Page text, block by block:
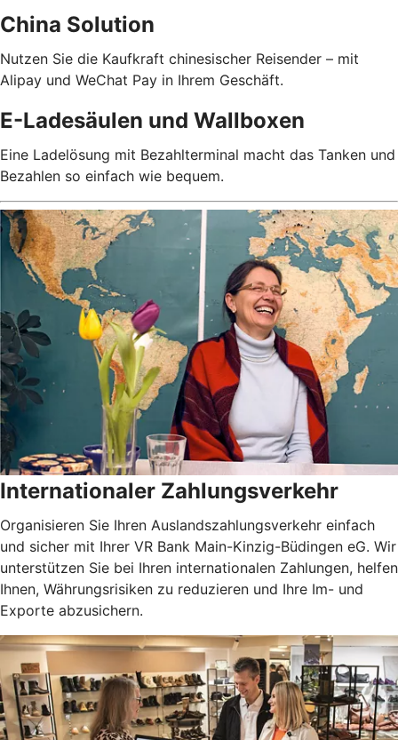
China Solution
Nutzen Sie die Kaufkraft chinesischer Reisender – mit
Alipay und WeChat Pay in Ihrem Geschäft.
E-Ladesäulen und Wallboxen
Eine Ladelösung mit Bezahlterminal macht das Tanken und
Bezahlen so einfach wie bequem.
Internationaler Zahlungsverkehr
Organisieren Sie Ihren Auslandszahlungsverkehr einfach
und sicher mit Ihrer VR Bank Main-Kinzig-Büdingen eG. Wir
unterstützen Sie bei Ihren internationalen Zahlungen, helfen
Ihnen, Währungsrisiken zu reduzieren und Ihre Im- und
Exporte abzusichern.